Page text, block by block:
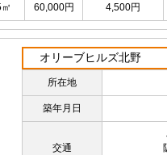
60,000円 4,500円
オリーブヒルズ北野
所在地
築年月日
交通